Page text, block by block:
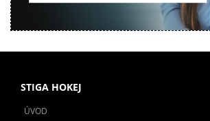
STIGA HOKEJ
ÚVOD